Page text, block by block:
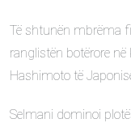
Të shtunën mbrëma
ranglistën botërore
Hashimoto të
Selmani dominoi